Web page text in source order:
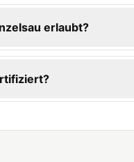
erlaubt?